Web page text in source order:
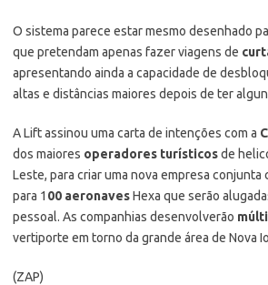
O sistema parece estar mesmo desenhado
que pretendam apenas fazer viagens de
apresentando ainda a capacidade de
altas e distâncias maiores depois de ter
A Lift assinou uma carta de intenções com a
dos maiores operadores turísticosde
Leste, para criar uma nova empresa conjunta
para 1 00 aeronavesHexa que serão
pessoal. As companhias desenvolverão
vertiporte em torno da grande área de Nova
(ZAP)